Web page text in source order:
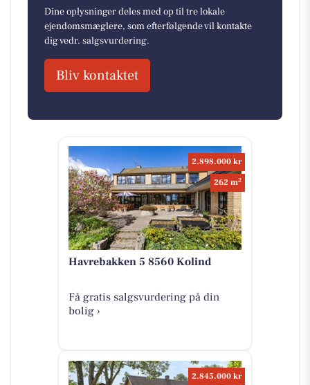
Dine oplysninger deles med op til tre lokale
ejendomsmæglere, som efterfølgende vil kontakte
dig vedr. salgsvurdering.
Bliv kontaktet
2.898.000 kr
262 m2
Havrebakken 5 8560 Kolind
Få gratis salgsvurdering på din
bolig ›
2.845.000 kr